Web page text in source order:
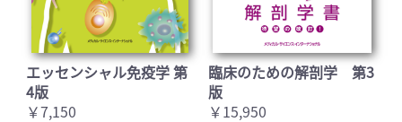
エッセンシャル免疫学 第
4版
￥7,150
臨床のための解剖学 第3
版
￥15,950